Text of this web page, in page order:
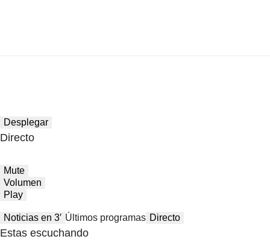
Desplegar
Directo
Mute
Volumen
Play
Noticias en 3′ Últimos programas Directo
Estas escuchando